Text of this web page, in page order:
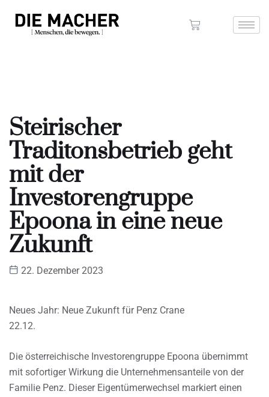
Steirischer
Traditonsbetrieb geht
mit der
Investorengruppe
Epoona in eine neue
Zukunft
22. Dezember 2023
Neues Jahr: Neue Zukunft für Penz Crane
22.12.
Die österreichische Investorengruppe Epoona übernimmt
mit sofortiger Wirkung die Unternehmensanteile von der
Familie Penz. Dieser Eigentümerwechsel markiert einen